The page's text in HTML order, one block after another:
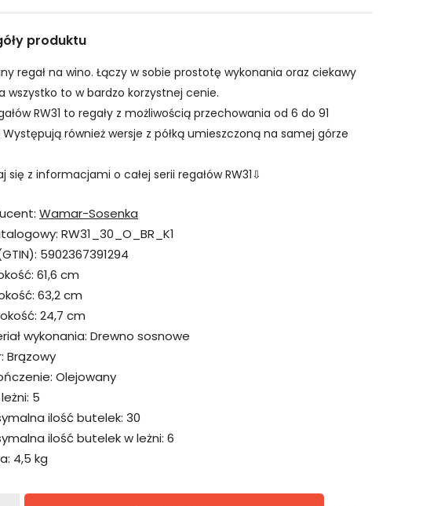
produktu
regał na wino. Łączy w sobie prostotę wykonania oraz ciekawy
wszystko to w bardzo korzystnej cenie.
RW31 to regały z możliwością przechowania od 6 do 91
również wersje z półką umieszczoną na samej górze
się z informacjami o całej serii regałów RW31⇩
Wamar-Sosenka
RW31_30_O_BR_K1
5902367391294
61,6 cm
63,2 cm
24,7 cm
wykonania: Drewno sosnowe
Brązowy
Olejowany
5
ilość butelek: 30
ilość butelek w leżni: 6
4,5 kg